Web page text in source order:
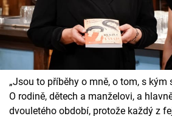
„Jsou to příběhy o mně, o tom, s kým
O rodině, dětech a manželovi, a
dvouletého období, protože každý z